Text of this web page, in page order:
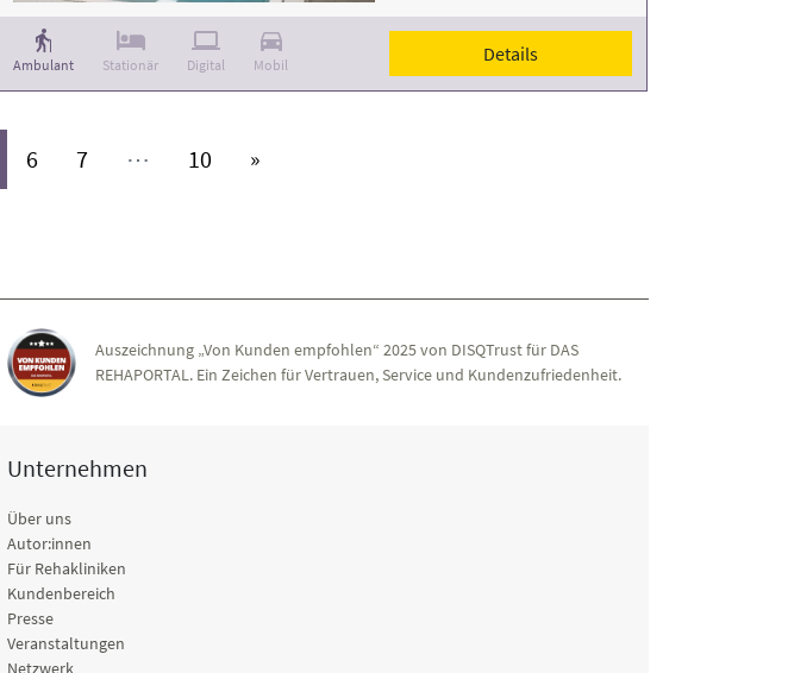
Ambulant Stationär Digital Mobil Details
(aktiv)
6 (aktiv)
7(aktiv)
⋯ 10 (aktiv)
»
Auszeichnung „Von Kunden empfohlen“ 2025 von DISQTrust für DAS
REHAPORTAL. Ein Zeichen für Vertrauen, Service und Kundenzufriedenheit.
Unternehmen
Über uns
Autor:innen
Für Rehakliniken
Kundenbereich
Presse
Veranstaltungen
Netzwerk